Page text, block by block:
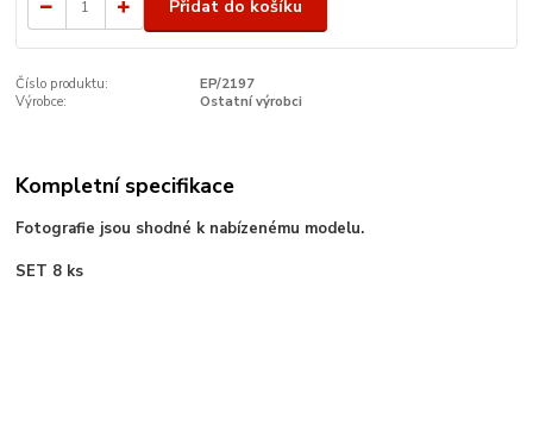
Přidat do košíku
Číslo produktu:
EP/2197
Výrobce:
Ostatní výrobci
Kompletní specifikace
Fotografie jsou shodné k nabízenému modelu.
SET 8 ks